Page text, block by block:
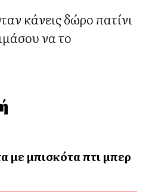
να το
με μπισκότα πτι μπερ